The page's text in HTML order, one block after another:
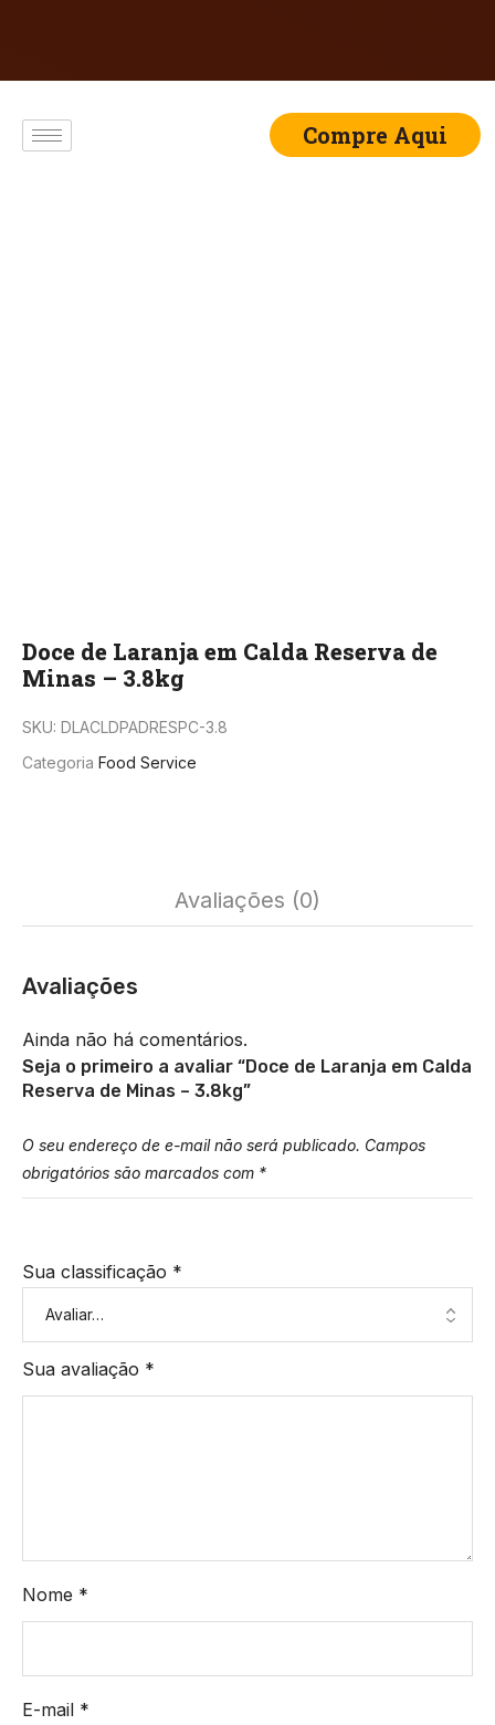
Compre Aqui
Doce de Laranja em Calda Reserva de
Minas – 3.8kg
SKU: DLACLDPADRESPC-3.8
Categoria Food Service
Avaliações (0)
Avaliações
Ainda não há comentários.
Seja o primeiro a avaliar “Doce de Laranja em Calda
Reserva de Minas – 3.8kg”
O seu endereço de e-mail não será publicado. Campos
obrigatórios são marcados com *
Sua classificação *
Sua avaliação *
Nome *
E-mail *